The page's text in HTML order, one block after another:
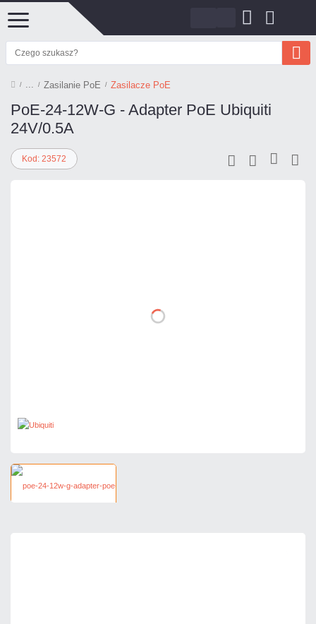
Zasilanie PoE Zasilacze PoE
PoE-24-12W-G - Adapter PoE Ubiquiti
24V/0.5A
Kod: 23572